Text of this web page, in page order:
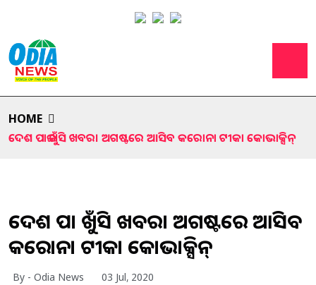
HOME
ଦେଶ ପାଇଁ ଖୁସି ଖବର। ଅଗଷ୍ଟରେ ଆସିବ କରୋନା ଟୀକା କୋଭାକ୍ସିନ୍
ଦେଶ ପାଇଁ ଖୁସି ଖବର। ଅଗଷ୍ଟରେ ଆସିବ
କରୋନା ଟୀକା କୋଭାକ୍ସିନ୍
By - Odia News 03 Jul, 2020